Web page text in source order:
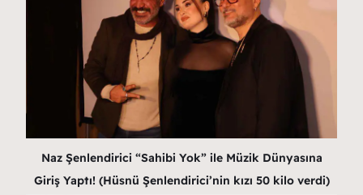
Naz Şenlendirici “Sahibi Yok” ile Müzik Dünyasına
Giriş Yaptı! (Hüsnü Şenlendirici’nin kızı 50 kilo verdi)